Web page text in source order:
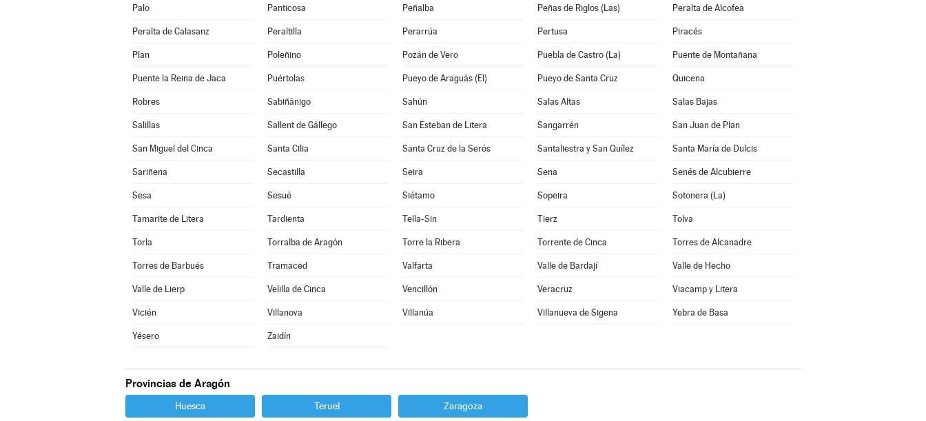
Palo Panticosa Peñalba Peñas de Riglos (Las) Peralta de Alcofea
Peralta de Calasanz Peraltilla Perarrúa Pertusa Piracés
Plan Poleñino Pozán de Vero Puebla de Castro (La) Puente de Montañana
Puente la Reina de Jaca Puértolas Pueyo de Araguás (El) Pueyo de Santa Cruz Quicena
Robres Sabiñánigo Sahún Salas Altas Salas Bajas
Salillas Sallent de Gállego San Esteban de Litera Sangarrén San Juan de Plan
San Miguel del Cinca Santa Cilia Santa Cruz de la Serós Santaliestra y San Quílez Santa María de Dulcis
Sariñena Secastilla Seira Sena Senés de Alcubierre
Sesa Sesué Siétamo Sopeira Sotonera (La)
Tamarite de Litera Tardienta Tella-Sin Tierz Tolva
Torla Torralba de Aragón Torre la Ribera Torrente de Cinca Torres de Alcanadre
Torres de Barbués Tramaced Valfarta Valle de Bardají Valle de Hecho
Valle de Lierp Velilla de Cinca Vencillón Veracruz Viacamp y Litera
Vicién Villanova Villanúa Villanueva de Sigena Yebra de Basa
Yésero Zaidín
Provincias de Aragón
Huesca Teruel Zaragoza